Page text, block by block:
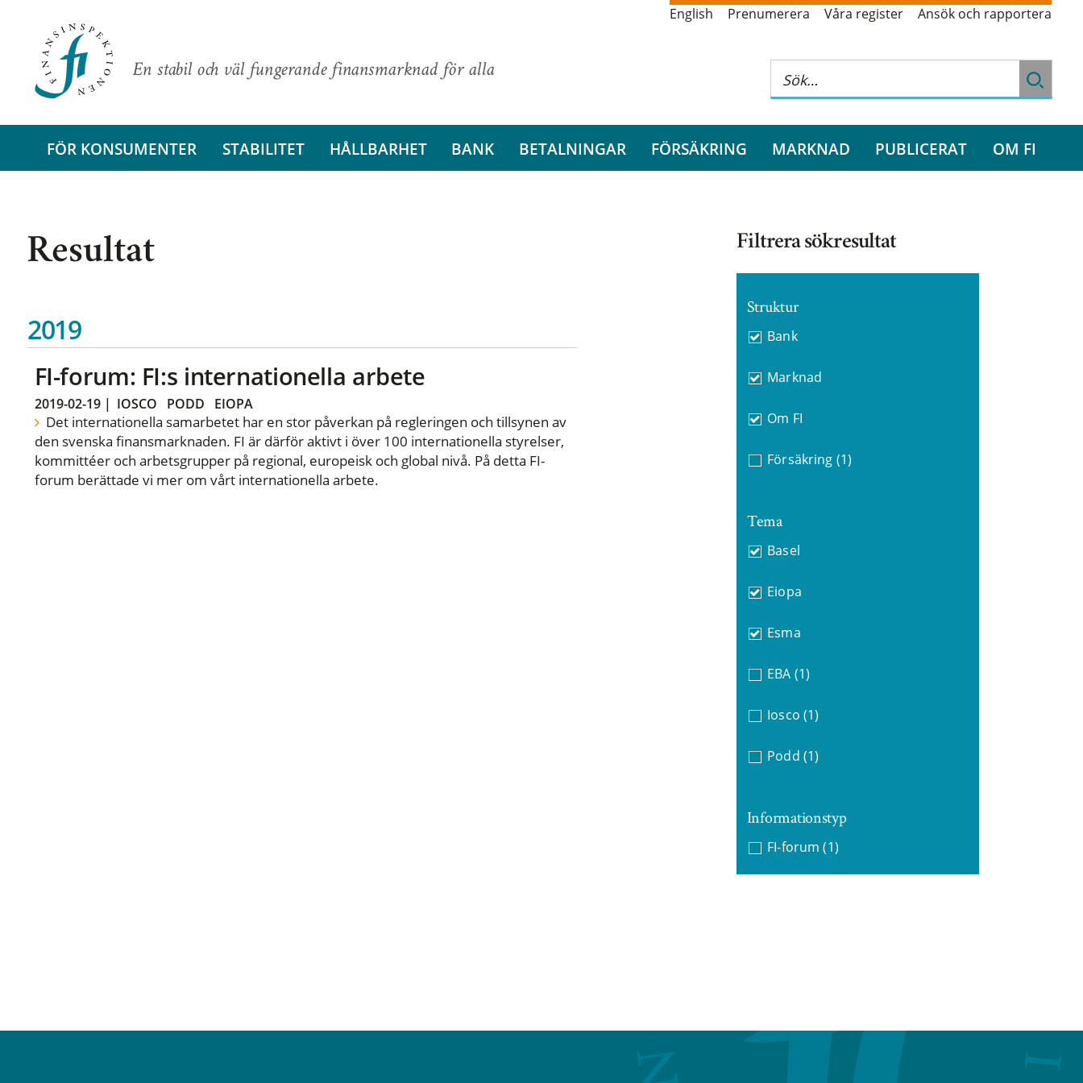
En stabil och väl fungerande finansmarknad för alla
English Prenumerera Våra register Ansök och rapportera
FÖR KONSUMENTER STABILITET HÅLLBARHET BANK BETALNINGAR FÖRSÄKRING MARKNAD PUBLICERAT OM FI
Resultat
2019
FI-forum: FI:s internationella arbete
2019-02-19| IOSCO PODD EIOPA
Det internationella samarbetet har en stor påverkan på regleringen och tillsynen av
den svenska finansmarknaden. FI är därför aktivt i över 100 internationella styrelser,
kommittéer och arbetsgrupper på regional, europeisk och global nivå. På detta FI-
forum berättade vi mer om vårt internationella arbete.
Filtrera sökresultat
Struktur
Bank
Marknad
Om FI
Försäkring (1)
Tema
Basel
Eiopa
Esma
EBA (1)
Iosco (1)
Podd (1)
Informationstyp
FI-forum (1)